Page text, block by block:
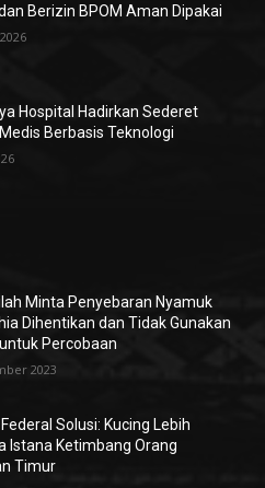
Berizin BPOM Aman Dipakai
Hospital Hadirkan Sederet
Berbasis Teknologi
Minta Penyebaran Nyamuk
Dihentikan dan Tidak Gunakan
Percobaan
2023
Solusi: Kucing Lebih
Istana Ketimbang Orang
Timur